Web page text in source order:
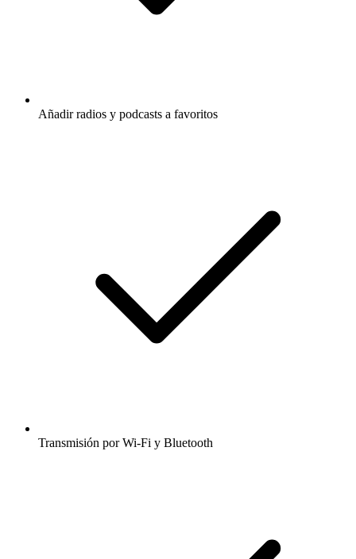
Añadir radios y podcasts a favoritos
Transmisión por Wi-Fi y Bluetooth